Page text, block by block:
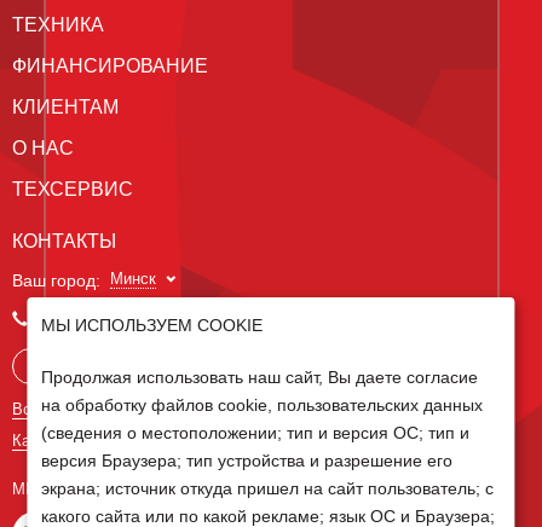
ТЕХНИКА
ФИНАНСИРОВАНИЕ
КЛИЕНТАМ
О НАС
ТЕХСЕРВИС
КОНТАКТЫ
Ваш город: Минск
+375 29 238 97 34
Все контакты
Карта сайта
МЫ В СОЦ СЕТЯХ
МЫ ИСПОЛЬЗУЕМ COOKIE
Продолжая использовать наш сайт, Вы даете согласие
на обработку файлов cookie, пользовательских данных
(сведения о местоположении; тип и версия ОС; тип и
версия Браузера; тип устройства и разрешение его
экрана; источник откуда пришел на сайт пользователь; с
какого сайта или по какой рекламе; язык ОС и Браузера;